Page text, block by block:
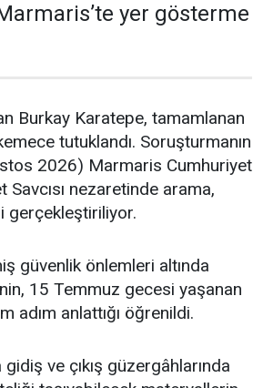
yer gösterme
Burkay Karatepe, tamamlanan
tutuklandı. Soruşturmanın
2026) Marmaris Cumhuriyet
Savcısı nezaretinde arama,
gerçekleştiriliyor.
güvenlik önlemleri altında
15 Temmuz gecesi yaşanan
adım anlattığı öğrenildi.
ve çıkış güzergâhlarında